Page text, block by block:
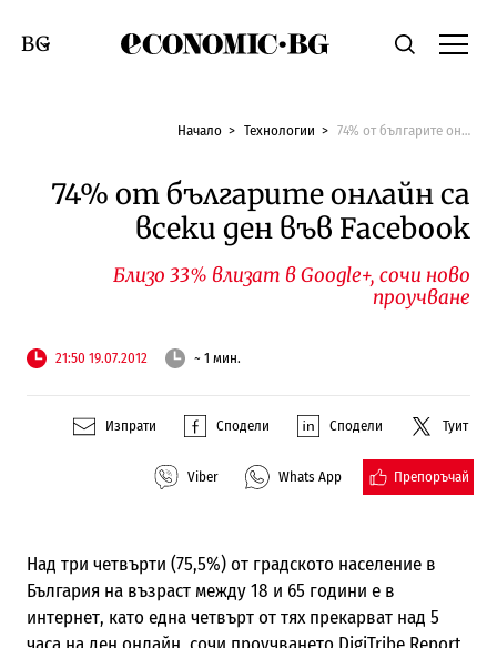
Economic.bgТърсене
Смяна на език
Начало Технологии 74% от българите онлайн са всеки ден във Facebook
74% от българите онлайн са
всеки ден във Facebook
Близо 33% влизат в Google+, сочи ново
проучване
21:50 19.07.2012 ~ 1 мин.
Изпрати Сподели Сподели Туит
Viber Whats App Препоръчай
Над три четвърти (75,5%) от градското население в
България на възраст между 18 и 65 години е в
интернет, като една четвърт от тях прекарват над 5